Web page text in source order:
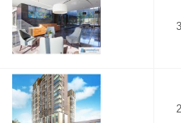
3
2